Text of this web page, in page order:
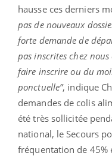
hausse ces derniers
pas de nouveaux
forte demande de
pas inscrites chez
faire inscrire ou du
ponctuelle”, indique
demandes de colis
été très sollicitée
national, le Secours
fréquentation de 45%